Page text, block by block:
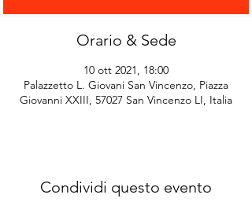
Orario & Sede
10 ott 2021, 18:00
Palazzetto L. Giovani San Vincenzo, Piazza
Giovanni XXIII, 57027 San Vincenzo LI, Italia
Condividi questo evento